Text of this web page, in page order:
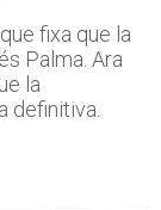
fixa que la
Palma. Ara
la
definitiva.